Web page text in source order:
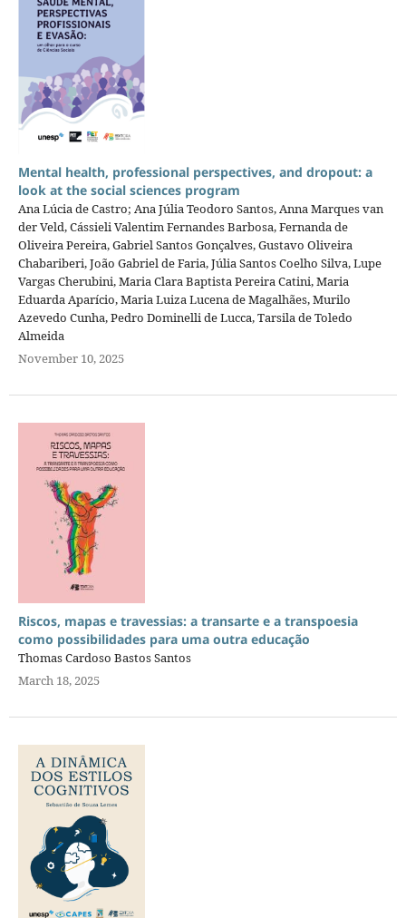
Mental health, professional perspectives, and dropout: a
look at the social sciences program
Ana Lúcia de Castro; Ana Júlia Teodoro Santos, Anna Marques van
der Veld, Cássieli Valentim Fernandes Barbosa, Fernanda de
Oliveira Pereira, Gabriel Santos Gonçalves, Gustavo Oliveira
Chabariberi, João Gabriel de Faria, Júlia Santos Coelho Silva, Lupe
Vargas Cherubini, Maria Clara Baptista Pereira Catini, Maria
Eduarda Aparício, Maria Luiza Lucena de Magalhães, Murilo
Azevedo Cunha, Pedro Dominelli de Lucca, Tarsila de Toledo
Almeida
November 10, 2025
Riscos, mapas e travessias: a transarte e a transpoesia
como possibilidades para uma outra educação
Thomas Cardoso Bastos Santos
March 18, 2025